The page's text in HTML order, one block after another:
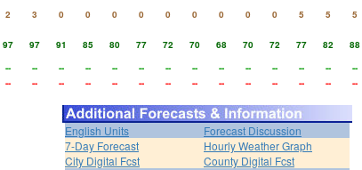
2 3 0 0 0 0 0 0 0 0 0 5 5 5
97 97 91 85 80 77 72 70 68 70 72 77 82 88
-- -- -- -- -- -- -- -- -- -- -- -- -- --
-- -- -- -- -- -- -- -- -- -- -- -- -- --
English Units
Forecast Discussion
7-Day Forecast
Hourly Weather Graph
City Digital Fcst
County Digital Fcst